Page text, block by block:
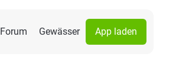
Forum Gewässer App laden